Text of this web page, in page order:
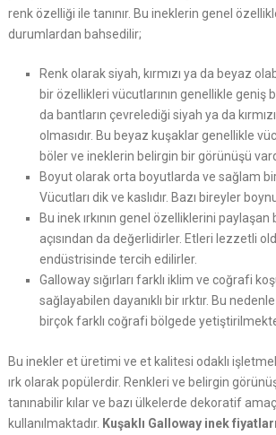
renk özelliği ile tanınır. Bu ineklerin genel
durumlardan bahsedilir;
Renk olarak siyah, kırmızı ya da beyaz
bir özellikleri vücutlarının genellikle geniş
da bantların çevrelediği siyah ya da
olmasıdır. Bu beyaz kuşaklar genellikle
böler ve ineklerin belirgin bir görünüşü
Boyut olarak orta boyutlarda ve sağlam
Vücutları dik ve kaslıdır. Bazı bireyler
Bu inek ırkının genel özelliklerini
açısından da değerlidirler. Etleri lezzetli
endüstrisinde tercih edilirler.
Galloway sığırları farklı iklim ve coğrafi
sağlayabilen dayanıklı bir ırktır. Bu
birçok farklı coğrafi bölgede
Bu inekler et üretimi ve et kalitesi odaklı
ırk olarak popülerdir. Renkleri ve belirgin
tanınabilir kılar ve bazı ülkelerde dekoratif
kullanılmaktadır. Kuşaklı Galloway inek fiyatları